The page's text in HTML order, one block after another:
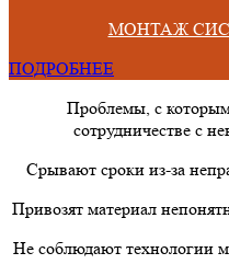
МОНТАЖ
ПОДРОБНЕЕ
Проблемы, с
сотрудничестве с
Срывают сроки из-за
Привозят материал
Не соблюдают технологии